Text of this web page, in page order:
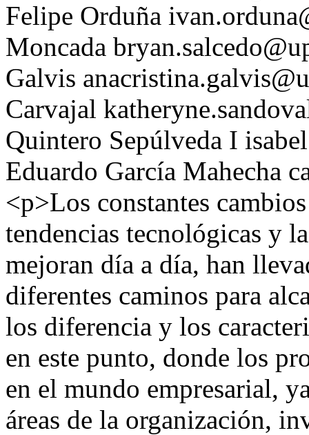
Felipe Orduña
Moncada
Galvis
Carvajal
Quintero Sepúlveda I
Eduardo García Mahecha
<p>Los constantes
tendencias tecnológicas y
mejoran día a día, han
diferentes caminos para
los diferencia y los
en este punto, donde los
en el mundo empresarial,
áreas de la organización,